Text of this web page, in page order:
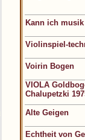
Kann ich
Violinspiel-
Voirin Bogen
VIOLA
Chalupetzki
Alte Geigen
Echtheit von